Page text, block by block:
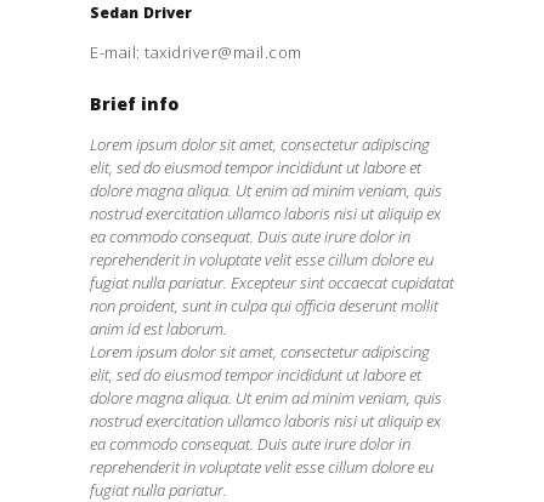
Sedan Driver
E-mail: taxidriver@mail.com
Brief info
Lorem ipsum dolor sit amet, consectetur adipiscing
elit, sed do eiusmod tempor incididunt ut labore et
dolore magna aliqua. Ut enim ad minim veniam, quis
nostrud exercitation ullamco laboris nisi ut aliquip ex
ea commodo consequat. Duis aute irure dolor in
reprehenderit in voluptate velit esse cillum dolore eu
fugiat nulla pariatur. Excepteur sint occaecat cupidatat
non proident, sunt in culpa qui officia deserunt mollit
anim id est laborum.
Lorem ipsum dolor sit amet, consectetur adipiscing
elit, sed do eiusmod tempor incididunt ut labore et
dolore magna aliqua. Ut enim ad minim veniam, quis
nostrud exercitation ullamco laboris nisi ut aliquip ex
ea commodo consequat. Duis aute irure dolor in
reprehenderit in voluptate velit esse cillum dolore eu
fugiat nulla pariatur.